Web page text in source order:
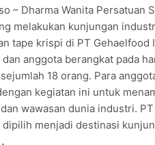
– Dharma Wanita Persatuan
melakukan kunjungan
tape krispi di PT Gehaelfood
anggota berangkat pada
18 orang. Para
kegiatan ini untuk
wawasan dunia industri.
dipilih menjadi destinasi